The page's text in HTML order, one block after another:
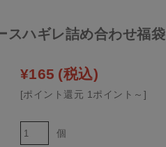
スハギレ詰め合わせ福袋
¥165 (税込)
[ポイント還元 1ポイント～]
個